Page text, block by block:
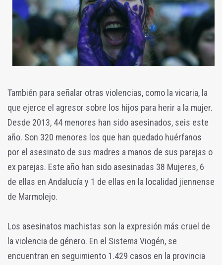
También para señalar otras violencias, como la vicaria, la
que ejerce el agresor sobre los hijos para herir a la mujer.
Desde 2013, 44 menores han sido asesinados, seis este
año. Son 320 menores los que han quedado huérfanos
por el asesinato de sus madres a manos de sus parejas o
ex parejas. Este año han sido asesinadas 38 Mujeres, 6
de ellas en Andalucía y 1 de ellas en la localidad jiennense
de Marmolejo.
Los asesinatos machistas son la expresión más cruel de
la violencia de género. En el Sistema Viogén, se
encuentran en seguimiento 1.429 casos en la provincia